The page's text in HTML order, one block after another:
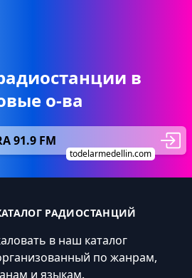
в
о-ва
91.9 FM
todelarmedellin.com
КАТАЛОГ РАДИОСТАНЦИЙ
в наш каталог
по жанрам,
и языкам.